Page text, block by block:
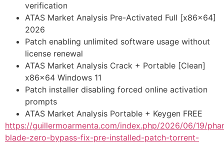
verification
ATAS Market Analysis Pre-Activated Full [x86x64]
2026
Patch enabling unlimited software usage without
license renewal
ATAS Market Analysis Crack + Portable [Clean]
x86x64 Windows 11
Patch installer disabling forced online activation
prompts
ATAS Market Analysis Portable + Keygen FREE
https://guillermoarmenta.com/index.php/2026/06/19/
blade-zero-bypass-fix-pre-installed-patch-torrent-